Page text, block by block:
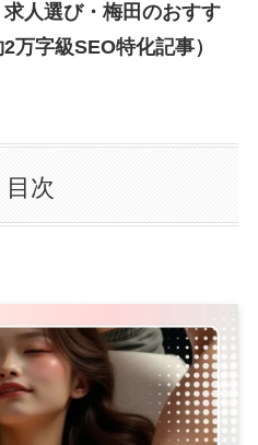
人選び・梅田のおすす
万字級SEO特化記事）
目次